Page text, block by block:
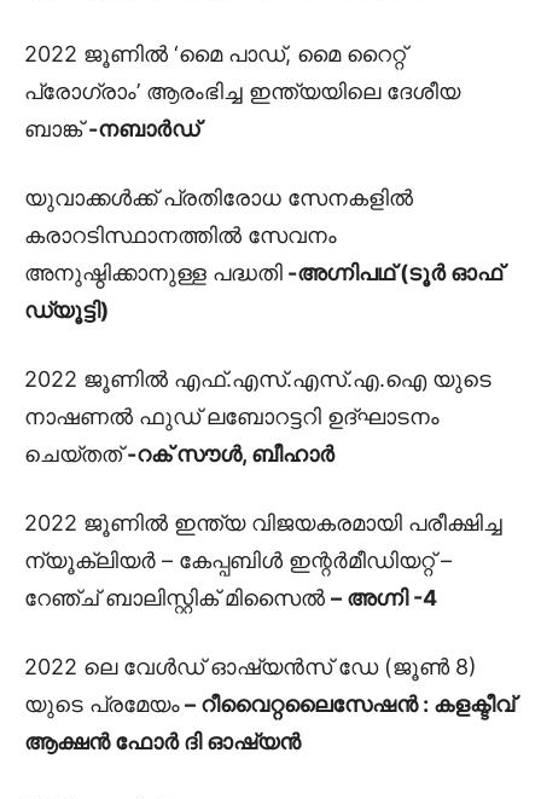
2022 ജൂണിൽ ‘മൈ പാഡ്, മൈ റൈറ്റ്
പ്രോഗ്രാം’ ആരംഭിച്ച ഇന്ത്യയിലെ ദേശീയ
ബാങ്ക്-നബാർഡ്
യുവാക്കൾക്ക് പ്രതിരോധ സേനകളിൽ
കരാറടിസ്ഥാനത്തിൽ സേവനം
അനുഷ്ഠിക്കാനുള്ള പദ്ധതി -അഗ്നിപഥ് (ടൂർ ഓഫ്
ഡ്യൂട്ടി)
2022 ജൂണിൽ എഫ്.എസ്.എസ്.എ.ഐ യുടെ
നാഷണൽ ഫുഡ് ലബോറട്ടറി ഉദ്‌ഘാടനം
ചെയ്തത്-റക് സൗൾ, ബീഹാർ
2022 ജൂണിൽ ഇന്ത്യ വിജയകരമായി പരീക്ഷിച്ച
ന്യൂക്ലിയർ – കേപ്പബിൾ ഇന്റർമീഡിയറ്റ് –
റേഞ്ച് ബാലിസ്റ്റിക് മിസൈൽ – അഗ്നി -4
2022 ലെ വേൾഡ് ഓഷ്യൻസ് ഡേ (ജൂൺ 8)
യുടെ പ്രമേയം– റീവൈറ്റലൈസേഷൻ : കളക്ടീവ്
ആക്ഷൻ ഫോർ ദി ഓഷ്യൻ